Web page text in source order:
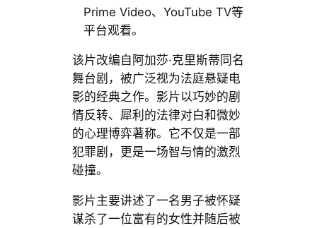
Prime Video、YouTube TV等
平台观看。
该片改编自阿加莎·克里斯蒂同名
舞台剧，被广泛视为法庭悬疑电
影的经典之作。影片以巧妙的剧
情反转、犀利的法律对白和微妙
的心理博弈著称。它不仅是一部
犯罪剧，更是一场智与情的激烈
碰撞。
影片主要讲述了一名男子被怀疑
谋杀了一位富有的女性并随后被